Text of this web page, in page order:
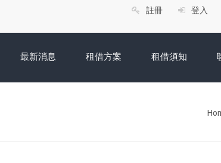
註冊 登入
最新消息 租借方案 租借須知